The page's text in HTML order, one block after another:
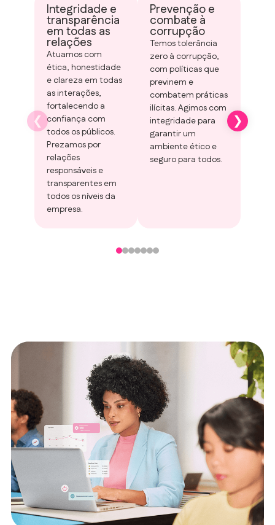
Integridade e
transparência
em todas as
relações
Atuamos com
ética, honestidade
e clareza em todas
as interações,
fortalecendo a
confiança com
todos os públicos.
Prezamos por
relações
responsáveis e
transparentes em
todos os níveis da
empresa.
Prevenção e
combate à
corrupção
Temos tolerância
zero à corrupção,
com políticas que
previnem e
combatem práticas
ilícitas. Agimos com
integridade para
garantir um
ambiente ético e
seguro para todos.